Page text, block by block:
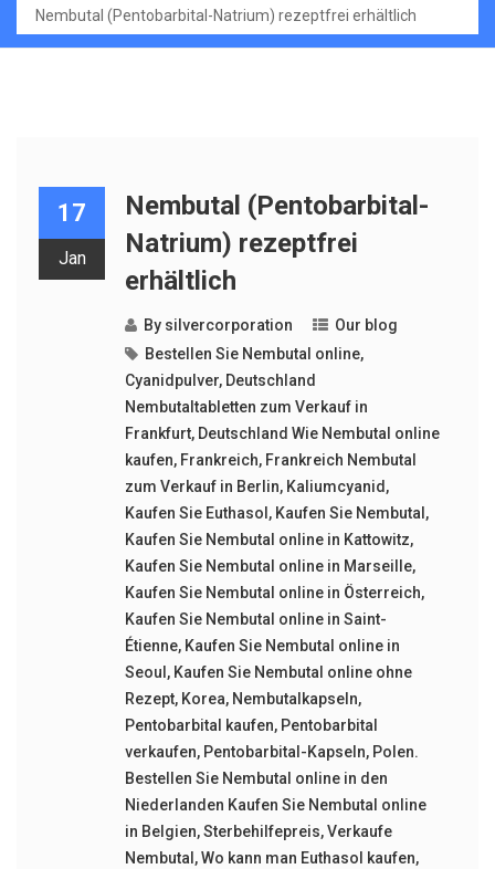
Nembutal (Pentobarbital-Natrium) rezeptfrei erhältlich
17
Jan
Nembutal (Pentobarbital-
Natrium) rezeptfrei
erhältlich
By silvercorporation
Our blog
Bestellen Sie Nembutal online,
Cyanidpulver, Deutschland
Nembutaltabletten zum Verkauf in
Frankfurt, Deutschland Wie Nembutal online
kaufen, Frankreich, Frankreich Nembutal
zum Verkauf in Berlin, Kaliumcyanid ,
Kaufen Sie Euthasol , Kaufen Sie Nembutal ,
Kaufen Sie Nembutal online in Kattowitz,
Kaufen Sie Nembutal online in Marseille,
Kaufen Sie Nembutal online in Österreich,
Kaufen Sie Nembutal online in Saint-
Étienne, Kaufen Sie Nembutal online in
Seoul , Kaufen Sie Nembutal online ohne
Rezept, Korea, Nembutalkapseln,
Pentobarbital kaufen, Pentobarbital
verkaufen, Pentobarbital-Kapseln, Polen.
Bestellen Sie Nembutal online in den
Niederlanden Kaufen Sie Nembutal online
in Belgien,Sterbehilfepreis,Verkaufe
Nembutal ,Wo kann man Euthasol kaufen,